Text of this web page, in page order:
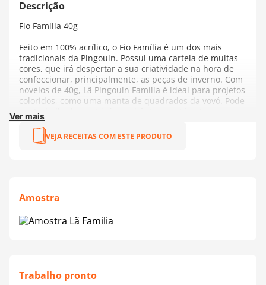
Fio Família 40g
Feito em 100% acrílico, o Fio Família é um dos mais
tradicionais da Pingouin. Possui uma cartela de muitas
cores, que irá despertar a sua criatividade na hora de
confeccionar, principalmente, as peças de inverno. Com
novelos de 40g, Lã Pingouin Família é ideal para projetos
coloridos, como uma manta de quadrados da vovó. Pode
ser trabalhado em tricô, crochê, tear e até outros
acabamentos como pequenos bordados.
Composição:
Ver mais
VEJA RECEITAS COM ESTE PRODUTO
Amostra
Trabalho pronto